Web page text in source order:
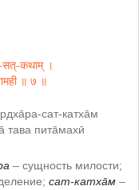
सत्-कथाम् ।
॥ ७ ॥
сат-катха̄м
тава пита̄махӣ
– сущность милости;
сат-катха̄м–